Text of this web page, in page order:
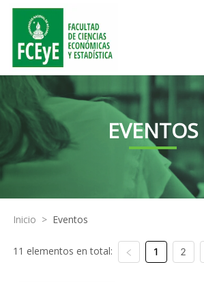
EVENTOS
Inicio > Eventos
11 elementos en total: 1 2